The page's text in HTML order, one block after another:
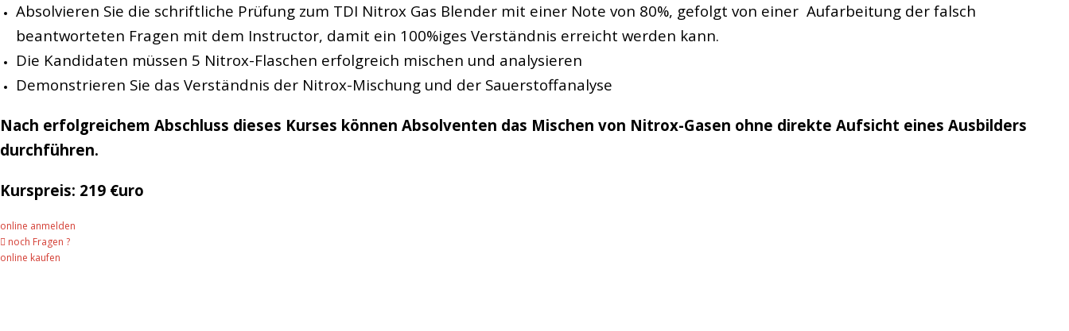
Absolvieren Sie die schriftliche Prüfung zum TDI Nitrox Gas Blender mit einer Note von 80%, gefolgt von einer Aufarbeitung der falsch
beantworteten Fragen mit dem Instructor, damit ein 100%iges Verständnis erreicht werden kann.
Die Kandidaten müssen 5 Nitrox-Flaschen erfolgreich mischen und analysieren
Demonstrieren Sie das Verständnis der Nitrox-Mischung und der Sauerstoffanalyse
Nach erfolgreichem Abschluss dieses Kurses können Absolventen das Mischen von Nitrox-Gasen ohne direkte Aufsicht eines Ausbilders
durchführen.
Kurspreis: 219 €uro
online anmelden
noch Fragen ?
online kaufen